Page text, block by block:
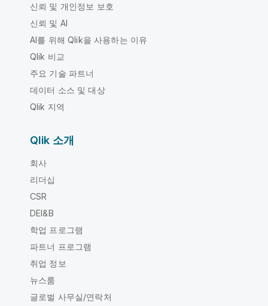
신뢰 및 개인정보 보호
신뢰 및 AI
AI를 위해 Qlik을 사용하는 이유
Qlik 비교
주요 기술 파트너
데이터 소스 및 대상
Qlik 지역
Qlik 소개
회사
리더십
CSR
DEI&B
학업 프로그램
파트너 프로그램
취업 정보
뉴스룸
글로벌 사무실/연락처